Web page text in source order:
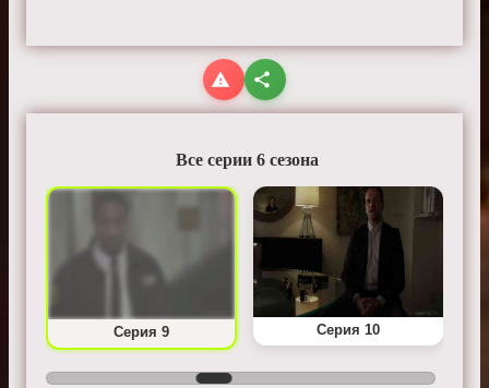
Все серии 6 сезона
Серия 9 Серия 10